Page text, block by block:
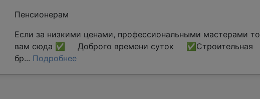
Пенсионерам
Если за низкими ценами, профессиональными мастерами то
вам сюда ✅ Доброго времени суток ✅Строительная
бр... Подробнее